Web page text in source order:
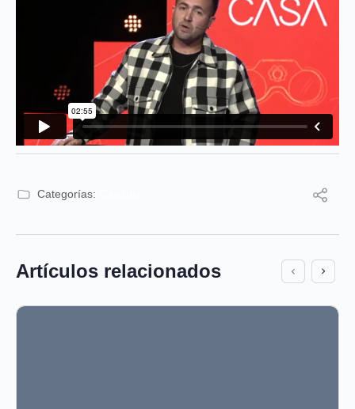
Categorías:
Artículos relacionados